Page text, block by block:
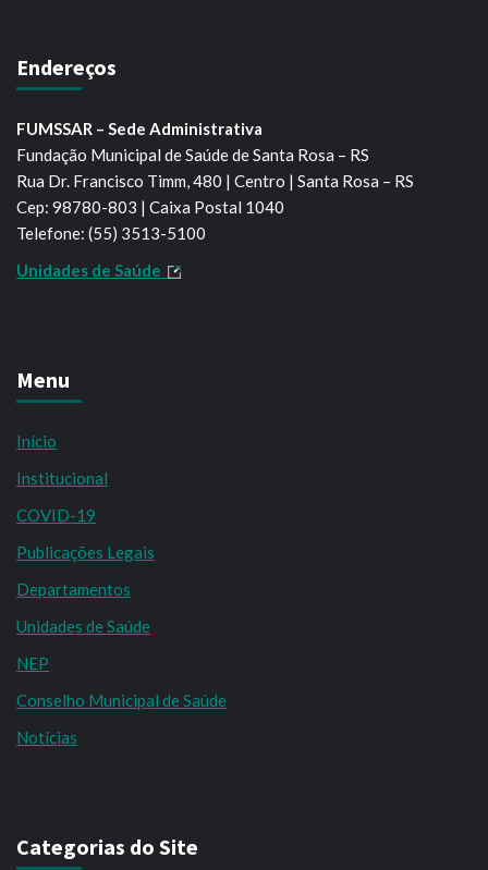
Endereços
FUMSSAR – Sede Administrativa
Fundação Municipal de Saúde de Santa Rosa – RS
Rua Dr. Francisco Timm, 480 | Centro | Santa Rosa – RS
Cep: 98780-803 | Caixa Postal 1040
Telefone: (55) 3513-5100
Unidades de Saúde
Menu
Início
Institucional
COVID-19
Publicações Legais
Departamentos
Unidades de Saúde
NEP
Conselho Municipal de Saúde
Notícias
Categorias do Site